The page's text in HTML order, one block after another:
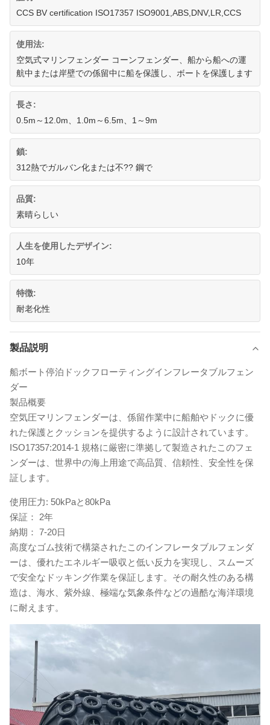
CCS BV certification ISO17357 ISO9001,ABS,DNV,LR,CCS
使用法:
空気式マリンフェンダー コーンフェンダー、船から船への運
航中または岸壁での係留中に船を保護し、ボートを保護します
長さ:
0.5m～12.0m、1.0m～6.5m、1～9m
鎖:
312熱でガルバン化または不?? 鋼で
品質:
素晴らしい
人生を使用したデザイン:
10年
特徴:
耐老化性
製品説明
船ボート停泊ドックフローティングインフレータブルフェン
ダー
製品概要
空気圧マリンフェンダーは、係留作業中に船舶やドックに優
れた保護とクッションを提供するように設計されています。
ISO17357:2014-1 規格に厳密に準拠して製造されたこのフェ
ンダーは、世界中の海上用途で高品質、信頼性、安全性を保
証します。
使用圧力: 50kPaと80kPa
保証：
2年
納期： 7-20日
高度なゴム技術で構築されたこのインフレータブルフェンダ
ーは、優れたエネルギー吸収と低い反力を実現し、スムーズ
で安全なドッキング作業を保証します。その耐久性のある構
造は、海水、紫外線、極端な気象条件などの過酷な海洋環境
に耐えます。